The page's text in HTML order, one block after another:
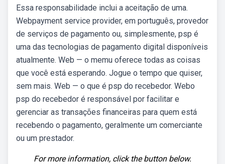
Essa responsabilidade inclui a aceitação de uma.
Webpayment service provider, em português, provedor
de serviços de pagamento ou, simplesmente, psp é
uma das tecnologias de pagamento digital disponíveis
atualmente. Web — o memu oferece todas as coisas
que você está esperando. Jogue o tempo que quiser,
sem mais. Web — o que é psp do recebedor. Webo
psp do recebedor é responsável por facilitar e
gerenciar as transações financeiras para quem está
recebendo o pagamento, geralmente um comerciante
ou um prestador.
For more information, click the button below.